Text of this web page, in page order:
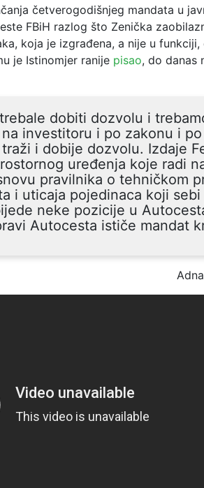
četverogodišnjeg mandata u
FBiH razlog što Zenička
koja je izgrađena, a nije u funkciji,
je Istinomjer ranije pisao, do danas
dobiti dozvolu i
investitoru i po zakonu i
i dobije dozvolu. Izdaje
uređenja koje radi
pravilnika o tehničkom
i uticaja pojedinaca koji sebi
neke pozicije u
Autocesta ističe mandat